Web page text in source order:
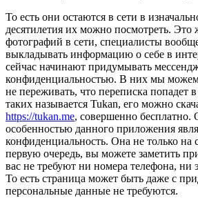
То есть они остаются в сети в
десятилетия их можно посмотреть. Это
фотографий в сети, специалисты
выкладывать информацию о себе в
сейчас начинают придумывать
конфиденциальностью. В них мы
не переживать, что переписка попадет
таких называется Tukan, его можно
https://tukan.me, совершенно бесплатно.
особенностью данного приложения
конфиденциальность. Она не только на
первую очередь, вы можете заметить
вас не требуют ни номера телефона, ни
То есть страница может быть даже с
персональные данные не требуются.